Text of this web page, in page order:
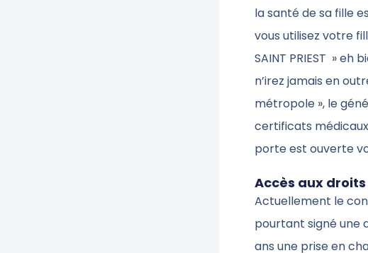
la santé de sa fille
vous utilisez votre
SAINT PRIEST » eh
n’irez jamais en
métropole », le
certificats
porte est ouverte
Accès aux droits
Actuellement le
pourtant signé une
ans une prise en